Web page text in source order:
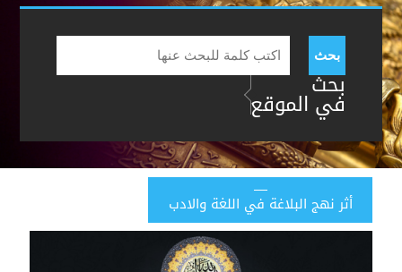
بحث
بحث
في الموقع
أثر نهج البلاغة في اللغة والادب